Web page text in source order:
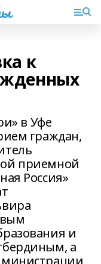
к
в Уфе
граждан,
приемной
Россия»
и
а